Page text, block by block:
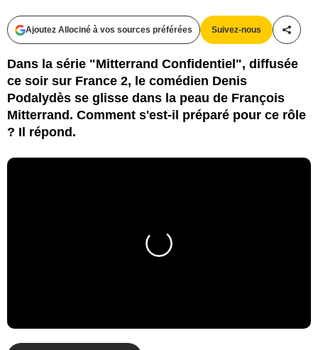
Ajoutez Allociné à vos sources préférées Suivez-nous
Dans la série "Mitterrand Confidentiel", diffusée
ce soir sur France 2, le comédien Denis
Podalydès se glisse dans la peau de François
Mitterrand. Comment s'est-il préparé pour ce rôle
? Il répond.